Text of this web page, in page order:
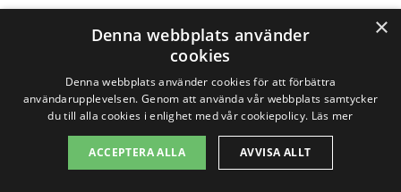
Lekeberg
Örebro
Karlskoga
Askersund
×
Denna webbplats använder
cookies
Denna webbplats använder cookies för att förbättra
användarupplevelsen. Genom att använda vår webbplats samtycker
du till alla cookies i enlighet med vår cookiepolicy. Läs mer
ACCEPTERA ALLA AVVISA ALLT